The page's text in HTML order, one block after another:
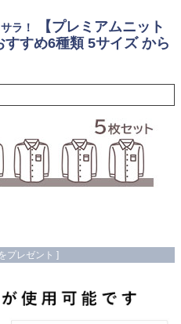
ラ！
【プレミアムニット
すめ6種類 5サイズ から
プレゼント ]